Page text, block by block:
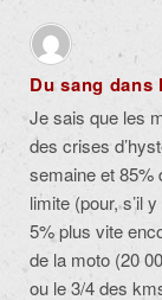
Du sang dans
Je sais que les
des crises
semaine et 85%
limite (pour, s’il
5% plus vite
de la moto (20
ou le 3/4 des